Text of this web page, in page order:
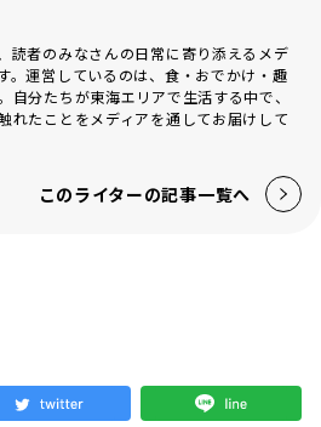
読者のみなさんの日常に寄り添えるメデ
。運営しているのは、食・おでかけ・趣
自分たちが東海エリアで生活する中で、
れたことをメディアを通してお届けして
このライターの記事一覧へ